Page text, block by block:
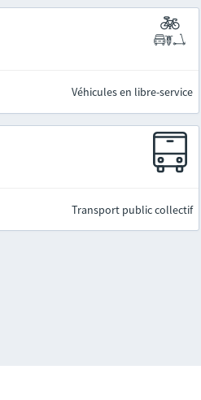
Véhicules en libre-service
Transport public collectif